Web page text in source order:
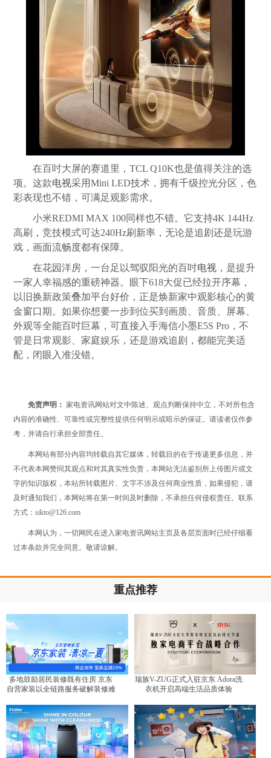
在百吋大屏的赛道里，TCL Q10K也是值得关注的选
项。这款电视采用Mini LED技术，拥有千级控光分区，色
彩表现也不错，可满足观影需求。
小米REDMI MAX 100同样也不错。它支持4K 144Hz
高刷，竞技模式可达240Hz刷新率，无论是追剧还是玩游
戏，画面流畅度都有保障。
在花园洋房，一台足以驾驭阳光的百吋电视 ，是提升
一家人幸福感的重磅神器。眼下618大促已经拉开序幕，
以旧换新政策叠加平台好价，正是焕新家中观影核心的黄
金窗口期。如果你想要一步到位买到画质、音质、屏幕、
外观等全能百吋巨幕，可直接入手海信小墨E5S Pro，不
管是日常观影、家庭娱乐，还是游戏追剧，都能完美适
配，闭眼入准没错。
免责声明： 家电资讯网站对文中陈述、观点判断保持中立，不对所包含
内容的准确性、可靠性或完整性提供任何明示或暗示的保证。请读者仅作参
考，并请自行承担全部责任。
本网站有部分内容均转载自其它媒体，转载目的在于传递更多信息，并
不代表本网赞同其观点和对其真实性负责，本网站无法鉴别所上传图片或文
字的知识版权，本站所转载图片、文字不涉及任何商业性质，如果侵犯，请
及时通知我们，本网站将在第一时间及时删除，不承担任何侵权责任。联系
方式：sikto@126.com
本网认为，一切网民在进入家电资讯网站主页及各层页面时已经仔细看
过本条款并完全同意。敬请谅解。
重点推荐
多地鼓励居民装修既有住房 京东
自营家装以全链路服务破解装修难
瑞族V-ZUG正式入驻京东 Adora洗
衣机开启高端生活品质体验